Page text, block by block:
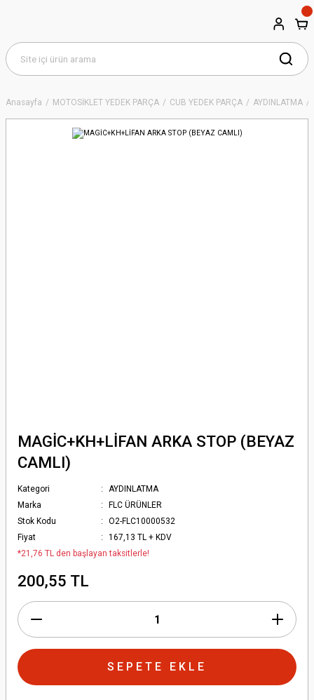
Anasayfa MOTOSİKLET YEDEK PARÇA CUB YEDEK PARÇA AYDINLATMA
MAGİC+KH+LİFAN ARKA STOP (BEYAZ
CAMLI)
Kategori
AYDINLATMA
Marka
FLC ÜRÜNLER
Stok Kodu
O2-FLC10000532
Fiyat
167,13 TL + KDV
*21,76 TL den başlayan taksitlerle!
200,55 TL
SEPETE EKLE